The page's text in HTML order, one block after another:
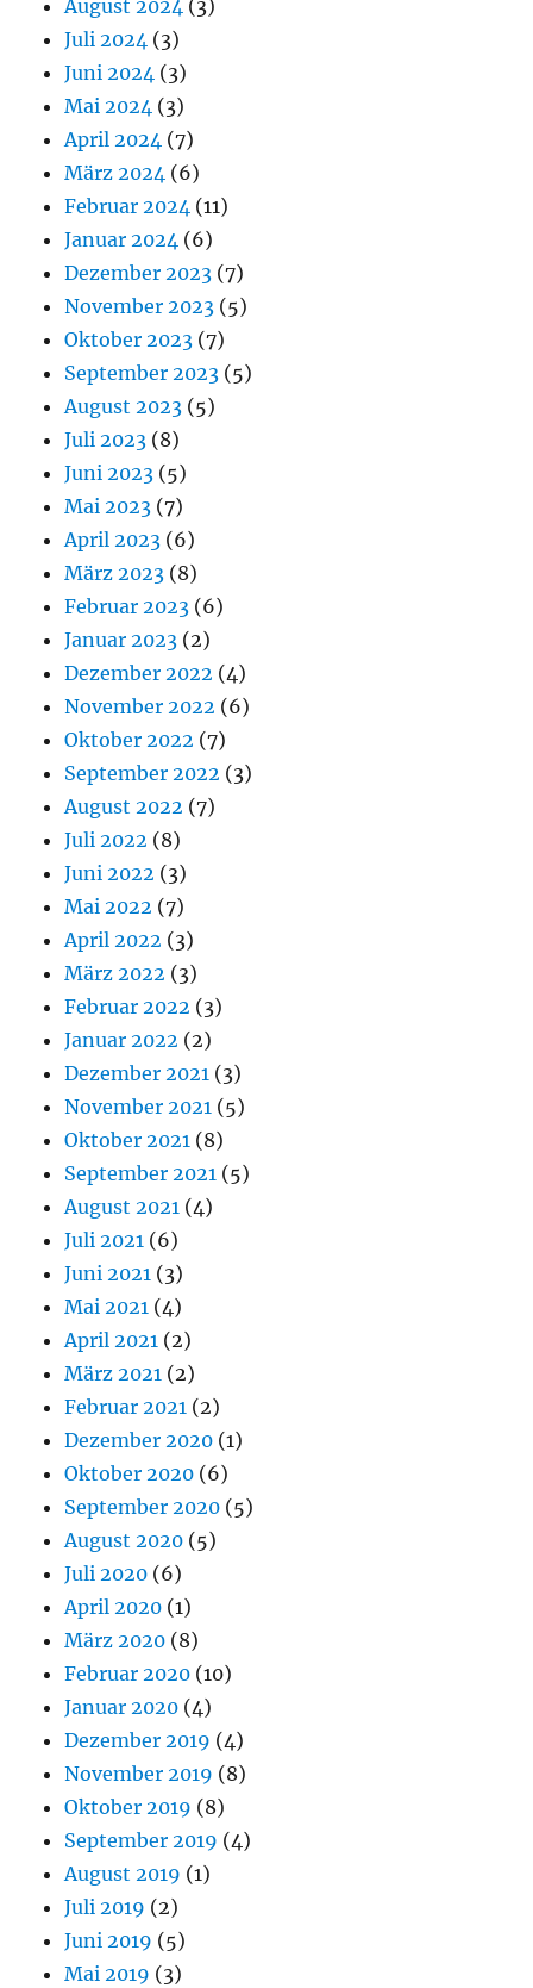
August 2024 (3)
Juli 2024 (3)
Juni 2024 (3)
Mai 2024 (3)
April 2024 (7)
März 2024 (6)
Februar 2024 (11)
Januar 2024 (6)
Dezember 2023 (7)
November 2023 (5)
Oktober 2023 (7)
September 2023 (5)
August 2023 (5)
Juli 2023 (8)
Juni 2023 (5)
Mai 2023 (7)
April 2023 (6)
März 2023 (8)
Februar 2023 (6)
Januar 2023 (2)
Dezember 2022 (4)
November 2022 (6)
Oktober 2022 (7)
September 2022 (3)
August 2022 (7)
Juli 2022 (8)
Juni 2022 (3)
Mai 2022 (7)
April 2022 (3)
März 2022 (3)
Februar 2022 (3)
Januar 2022 (2)
Dezember 2021 (3)
November 2021 (5)
Oktober 2021 (8)
September 2021 (5)
August 2021 (4)
Juli 2021 (6)
Juni 2021 (3)
Mai 2021 (4)
April 2021 (2)
März 2021 (2)
Februar 2021 (2)
Dezember 2020 (1)
Oktober 2020 (6)
September 2020 (5)
August 2020 (5)
Juli 2020 (6)
April 2020 (1)
März 2020 (8)
Februar 2020 (10)
Januar 2020 (4)
Dezember 2019 (4)
November 2019 (8)
Oktober 2019 (8)
September 2019 (4)
August 2019 (1)
Juli 2019 (2)
Juni 2019 (5)
Mai 2019 (3)